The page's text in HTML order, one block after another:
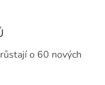
o 60 nových